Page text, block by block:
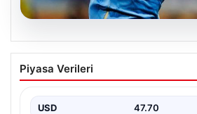
Diego Forlan Uruguay Milli
yeni teknik direktörü oldu
Piyasa Verileri
USD 47.70